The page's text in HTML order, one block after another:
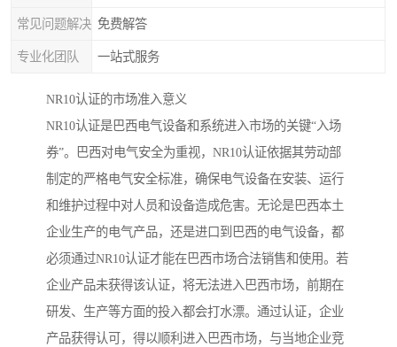
常见问题解决 免费解答
专业化团队 一站式服务
NR10认证的市场准入意义
NR10认证是巴西电气设备和系统进入市场的关键“入场
券”。巴西对电气安全为重视，NR10认证依据其劳动部
制定的严格电气安全标准，确保电气设备在安装、运行
和维护过程中对人员和设备造成危害。无论是巴西本土
企业生产的电气产品，还是进口到巴西的电气设备，都
必须通过NR10认证才能在巴西市场合法销售和使用。若
企业产品未获得该认证，将无法进入巴西市场，前期在
研发、生产等方面的投入都会打水漂。通过认证，企业
产品获得认可，得以顺利进入巴西市场，与当地企业竞